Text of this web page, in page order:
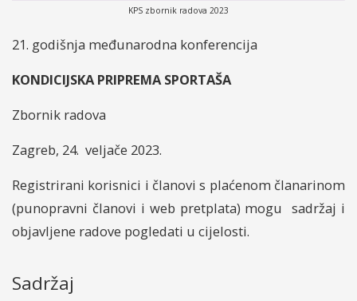
KPS zbornik radova 2023
21. godišnja međunarodna konferencija
KONDICIJSKA PRIPREMA SPORTAŠA
Zbornik radova
Zagreb, 24. veljače 2023.
Registrirani korisnici i članovi s plaćenom članarinom
(punopravni članovi i web pretplata) mogu sadržaj i
objavljene radove pogledati u cijelosti.
Sadržaj